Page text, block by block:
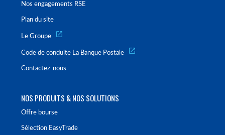
Nos engagements RSE
Plan du site
Le Groupe
Code de conduite La Banque Postale
Contactez-nous
NOS PRODUITS & NOS SOLUTIONS
Offre bourse
Sélection EasyTrade